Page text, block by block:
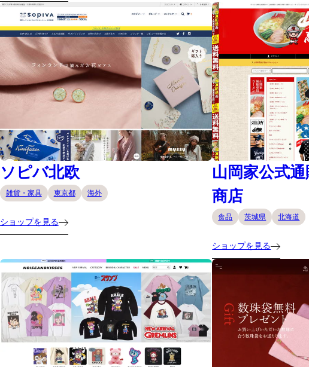
ソピバ北欧
雑貨・家具 東京都 海外
ショップを見る
山岡家公式
商店
食品 茨城県 北海道
ショップを見る